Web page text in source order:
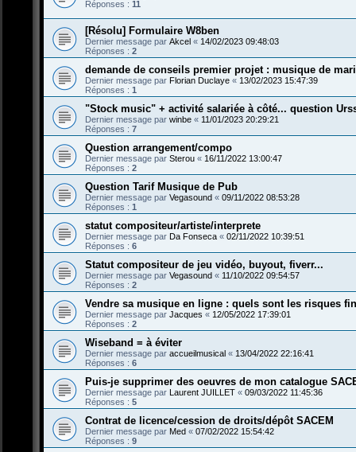
Réponses : 11
[Résolu] Formulaire W8ben
Dernier message par Akcel « 14/02/2023 09:48:03
Réponses : 2
demande de conseils premier projet : musique de
Dernier message par Florian Duclaye « 13/02/2023 15:47:39
Réponses : 1
"Stock music" + activité salariée à côté... question
Dernier message par winbe « 11/01/2023 20:29:21
Réponses : 7
Question arrangement/compo
Dernier message par Sterou « 16/11/2022 13:00:47
Réponses : 2
Question Tarif Musique de Pub
Dernier message par Vegasound « 09/11/2022 08:53:28
Réponses : 1
statut compositeur/artiste/interprete
Dernier message par Da Fonseca « 02/11/2022 10:39:51
Réponses : 6
Statut compositeur de jeu vidéo, buyout, fiverr...
Dernier message par Vegasound « 11/10/2022 09:54:57
Réponses : 2
Vendre sa musique en ligne : quels sont les risques
Dernier message par Jacques « 12/05/2022 17:39:01
Réponses : 2
Wiseband = à éviter
Dernier message par accueilmusical « 13/04/2022 22:16:41
Réponses : 6
Puis-je supprimer des oeuvres de mon catalogue
Dernier message par Laurent JUILLET « 09/03/2022 11:45:36
Réponses : 5
Contrat de licence/cession de droits/dépôt SACEM
Dernier message par Med « 07/02/2022 15:54:42
Réponses : 9